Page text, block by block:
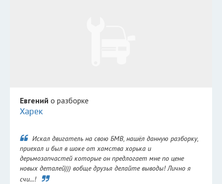
Евгений о разборке
Харек
Искал двигатель на свою БМВ, нашёл данную разборку,
приехал и был в шоке от хамства хорька и
дерьмозапчастей которые он предлогает мне по цене
новых деталей))) вобще друзья делайте выводы! Лично я
счи...!